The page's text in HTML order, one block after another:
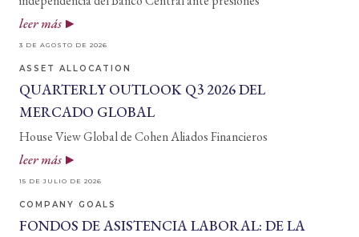
leer más
3 DE AGOSTO DE 2026
ASSET ALLOCATION
QUARTERLY OUTLOOK Q3 2026 DEL
MERCADO GLOBAL
House View Global de Cohen Aliados Financieros
leer más
15 DE JULIO DE 2026
COMPANY GOALS
FONDOS DE ASISTENCIA LABORAL: DE LA